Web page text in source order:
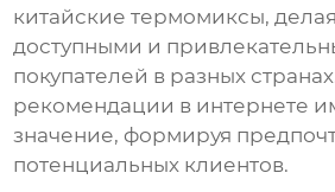
китайские термомиксы,
доступными и
покупателей в разных
рекомендации в интернете
значение, формируя
потенциальных клиентов.